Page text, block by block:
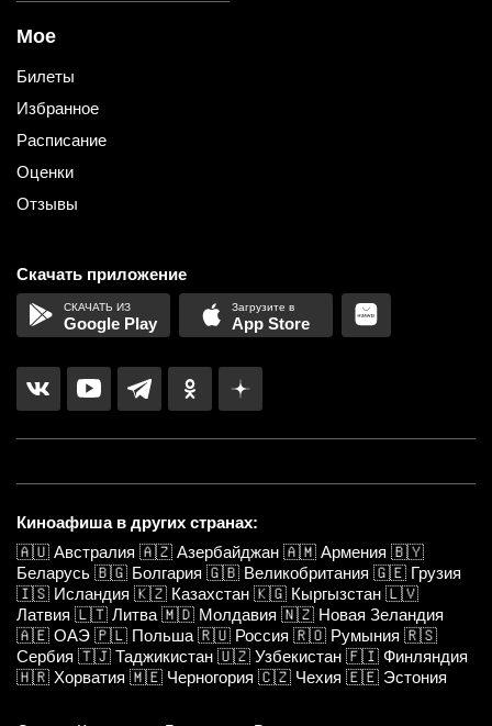
Мое
Билеты
Избранное
Расписание
Оценки
Отзывы
Скачать приложение
Google Play App Store
Киноафиша в других странах:
🇦🇺 Австралия 🇦🇿 Азербайджан 🇦🇲 Армения 🇧🇾
Беларусь 🇧🇬 Болгария 🇬🇧 Великобритания 🇬🇪 Грузия
🇮🇸 Исландия 🇰🇿 Казахстан 🇰🇬 Кыргызстан 🇱🇻
Латвия 🇱🇹 Литва 🇲🇩 Молдавия 🇳🇿 Новая Зеландия
🇦🇪 ОАЭ 🇵🇱 Польша 🇷🇺 Россия 🇷🇴 Румыния 🇷🇸
Сербия 🇹🇯 Таджикистан 🇺🇿 Узбекистан 🇫🇮 Финляндия
🇭🇷 Хорватия 🇲🇪 Черногория 🇨🇿 Чехия 🇪🇪 Эстония